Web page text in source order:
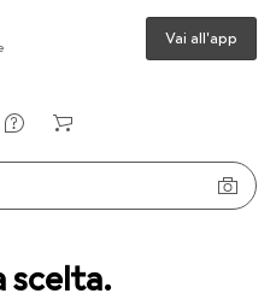
scelta.
Vai all'app
Accessori per dispositivi cura viso